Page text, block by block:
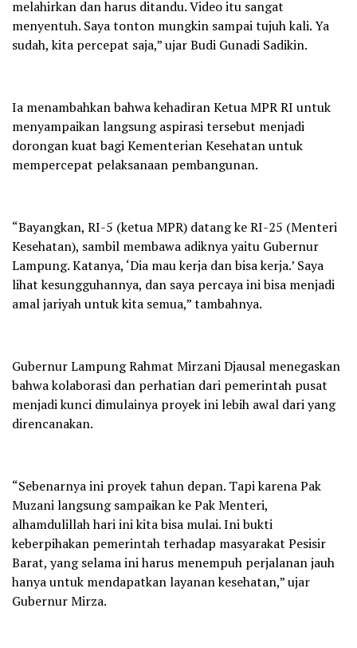
melahirkan dan harus ditandu. Video itu sangat
menyentuh. Saya tonton mungkin sampai tujuh kali. Ya
sudah, kita percepat saja,” ujar Budi Gunadi Sadikin.
Ia menambahkan bahwa kehadiran Ketua MPR RI untuk
menyampaikan langsung aspirasi tersebut menjadi
dorongan kuat bagi Kementerian Kesehatan untuk
mempercepat pelaksanaan pembangunan.
“Bayangkan, RI-5 (ketua MPR) datang ke RI-25 (Menteri
Kesehatan), sambil membawa adiknya yaitu Gubernur
Lampung. Katanya, ‘Dia mau kerja dan bisa kerja.’ Saya
lihat kesungguhannya, dan saya percaya ini bisa menjadi
amal jariyah untuk kita semua,” tambahnya.
Gubernur Lampung Rahmat Mirzani Djausal menegaskan
bahwa kolaborasi dan perhatian dari pemerintah pusat
menjadi kunci dimulainya proyek ini lebih awal dari yang
direncanakan.
“Sebenarnya ini proyek tahun depan. Tapi karena Pak
Muzani langsung sampaikan ke Pak Menteri,
alhamdulillah hari ini kita bisa mulai. Ini bukti
keberpihakan pemerintah terhadap masyarakat Pesisir
Barat, yang selama ini harus menempuh perjalanan jauh
hanya untuk mendapatkan layanan kesehatan,” ujar
Gubernur Mirza.